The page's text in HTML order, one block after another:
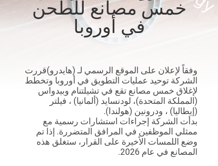
الجودة
أخبار
اطلب
عرض
أسعار
خمس مصانع للطحن
في أوروبا
وفقاً لإعلان على الموقع الرسمي لـ (هايدرو)قررت
الشركة توحيد عمليات التطويق في أوروبا وتخطط
لإغلاق خمس مصانع تقع في تشيلتنام وبيدواس
(المملكة المتحدة)، لودنسايد (ألمانيا) ، فيلتر
(إيطاليا) ، ودرونين (هولندا).
بدأت الشركة إجراءات استشارات رسمية مع
ممثلي الموظفين في المرافق المتضررة. إذا تم
وضع اللمسات الأخيرة على القرار، ستغلق هذه
المصانع في عام 2026.